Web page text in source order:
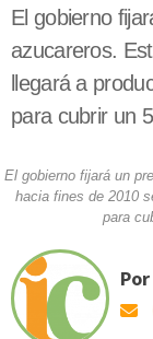
El gobierno
azucareros.
llegará a
para cubrir un
El gobierno fijará un
hacia fines de 2010
para
Por